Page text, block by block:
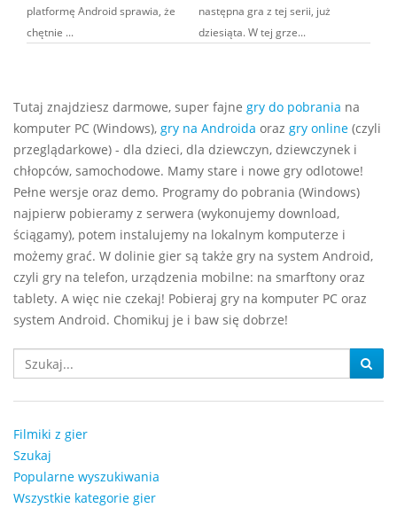
platformę Android sprawia, że
chętnie ...
następna gra z tej serii, już
dziesiąta. W tej grze...
Tutaj znajdziesz darmowe, super fajne gry do pobrania na
komputer PC (Windows), gry na Androida oraz gry online (czyli
przeglądarkowe) - dla dzieci, dla dziewczyn, dziewczynek i
chłopców, samochodowe. Mamy stare i nowe gry odlotowe!
Pełne wersje oraz demo. Programy do pobrania (Windows)
najpierw pobieramy z serwera (wykonujemy download,
ściągamy), potem instalujemy na lokalnym komputerze i
możemy grać. W dolinie gier są także gry na system Android,
czyli gry na telefon, urządzenia mobilne: na smarftony oraz
tablety. A więc nie czekaj! Pobieraj gry na komputer PC oraz
system Android. Chomikuj je i baw się dobrze!
Filmiki z gier
Szukaj
Popularne wyszukiwania
Wszystkie kategorie gier